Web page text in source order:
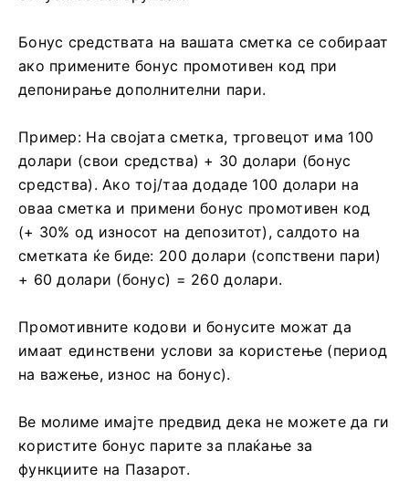
Бонус средствата на вашата сметка се собираат
ако примените бонус промотивен код при
депонирање дополнителни пари.
Пример: На својата сметка, трговецот има 100
долари (свои средства) + 30 долари (бонус
средства). Ако тој/таа додаде 100 долари на
оваа сметка и примени бонус промотивен код
(+ 30% од износот на депозитот), салдото на
сметката ќе биде: 200 долари (сопствени пари)
+ 60 долари (бонус) = 260 долари.
Промотивните кодови и бонусите можат да
имаат единствени услови за користење (период
на важење, износ на бонус).
Ве молиме имајте предвид дека не можете да ги
користите бонус парите за плаќање за
функциите на Пазарот.